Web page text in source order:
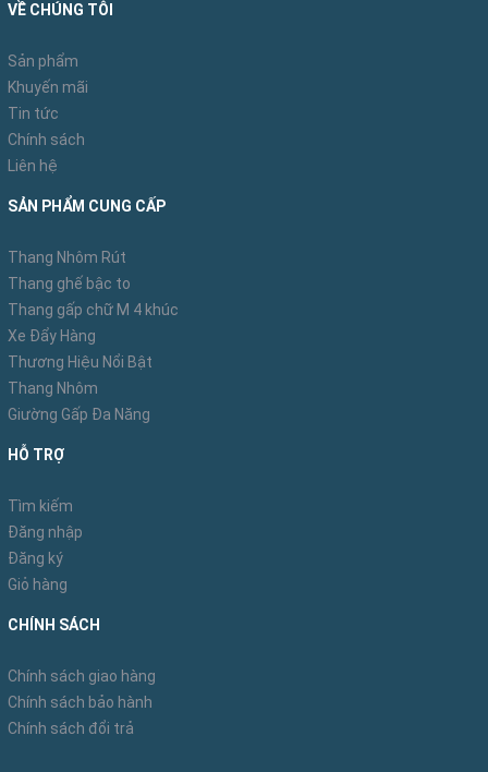
VỀ CHÚNG TÔI
Sản phẩm
Khuyến mãi
Tin tức
Chính sách
Liên hệ
SẢN PHẨM CUNG CẤP
Thang Nhôm Rút
Thang ghế bậc to
Thang gấp chữ M 4 khúc
Xe Đẩy Hàng
Thương Hiệu Nổi Bật
Thang Nhôm
Giường Gấp Đa Năng
HỖ TRỢ
Tìm kiếm
Đăng nhập
Đăng ký
Giỏ hàng
CHÍNH SÁCH
Chính sách giao hàng
Chính sách bảo hành
Chính sách đổi trả